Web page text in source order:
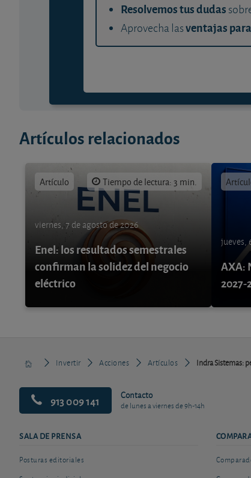
Resolvemos tus dudas
Aprovecha lasventajas
Artículos relacionados
Artículo Tiempo de lectura: 3 min.
viernes, 7 de agosto de 2026
Enel: los resultados semestrales
confirman la solidez del negocio
eléctrico
jueves,
AXA:
2027-
Invertir Acciones Artículos Indra Sistemas:
913 009 141 Contacto
de lunes a viernes de 9h-14h
SALA DE PRENSA
Posturas editoriales